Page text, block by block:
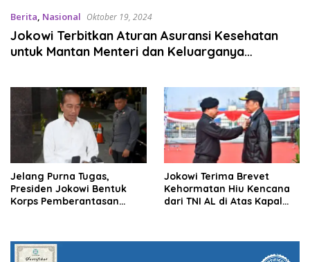
Berita, Nasional Oktober 19, 2024
Jokowi Terbitkan Aturan Asuransi Kesehatan
untuk Mantan Menteri dan Keluarganya
Jelang Purna Tugas,
Presiden Jokowi Bentuk
Korps Pemberantasan
Jokowi Terima Brevet
Kehormatan Hiu Kencana
dari TNI AL di Atas Kapal